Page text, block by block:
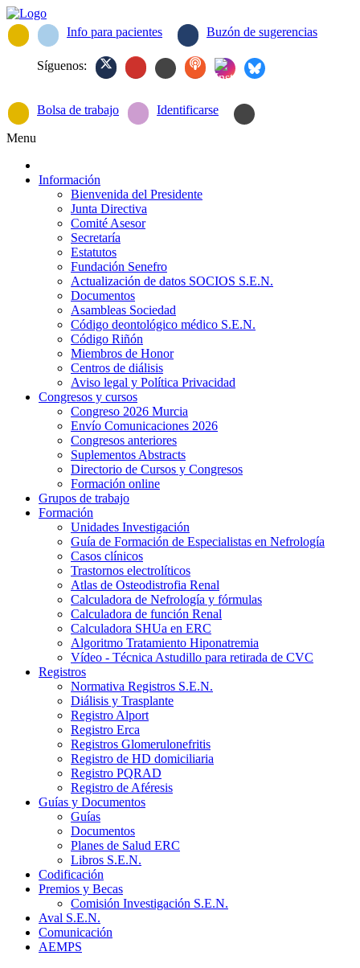
Info para pacientes Buzón de sugerencias
Síguenos:
Bolsa de trabajo Identificarse
Menu
Información
Bienvenida del Presidente
Junta Directiva
Comité Asesor
Secretaría
Estatutos
Fundación Senefro
Actualización de datos SOCIOS S.E.N.
Documentos
Asambleas Sociedad
Código deontológico médico S.E.N.
Código Riñón
Miembros de Honor
Centros de diálisis
Aviso legal y Política Privacidad
Congresos y cursos
Congreso 2026 Murcia
Envío Comunicaciones 2026
Congresos anteriores
Suplementos Abstracts
Directorio de Cursos y Congresos
Formación online
Grupos de trabajo
Formación
Unidades Investigación
Guía de Formación de Especialistas en Nefrología
Casos clínicos
Trastornos electrolíticos
Atlas de Osteodistrofia Renal
Calculadora de Nefrología y fórmulas
Calculadora de función Renal
Calculadora SHUa en ERC
Algoritmo Tratamiento Hiponatremia
Vídeo - Técnica Astudillo para retirada de CVC
Registros
Normativa Registros S.E.N.
Diálisis y Trasplante
Registro Alport
Registro Erca
Registros Glomerulonefritis
Registro de HD domiciliaria
Registro PQRAD
Registro de Aféresis
Guías y Documentos
Guías
Documentos
Planes de Salud ERC
Libros S.E.N.
Codificación
Premios y Becas
Comisión Investigación S.E.N.
Aval S.E.N.
Comunicación
AEMPS